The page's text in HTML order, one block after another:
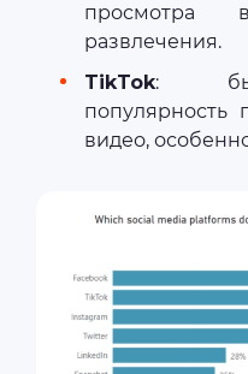
просмотра
развлечения.
TikTok:
популярность
видео,